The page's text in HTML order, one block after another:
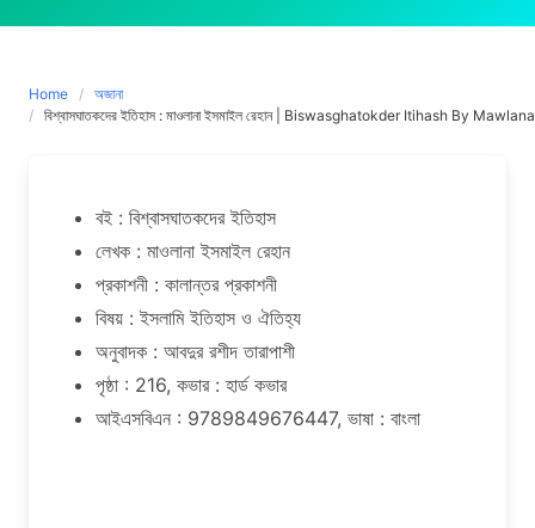
Home
অজানা
বিশ্বাসঘাতকদের ইতিহাস : মাওলানা ইসমাইল রেহান | Biswasghatokder Itihash By
বই : বিশ্বাসঘাতকদের ইতিহাস
লেখক : মাওলানা ইসমাইল রেহান
প্রকাশনী : কালান্তর প্রকাশনী
বিষয় : ইসলামি ইতিহাস ও ঐতিহ্য
অনুবাদক : আবদুর রশীদ তারাপাশী
পৃষ্ঠা : 216, কভার : হার্ড কভার
আইএসবিএন : 9789849676447, ভাষা : বাংলা